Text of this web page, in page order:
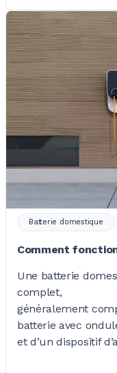
Batterie domestique
Comment
Une batterie
complet,
généralement
batterie avec
et d’un dispositif